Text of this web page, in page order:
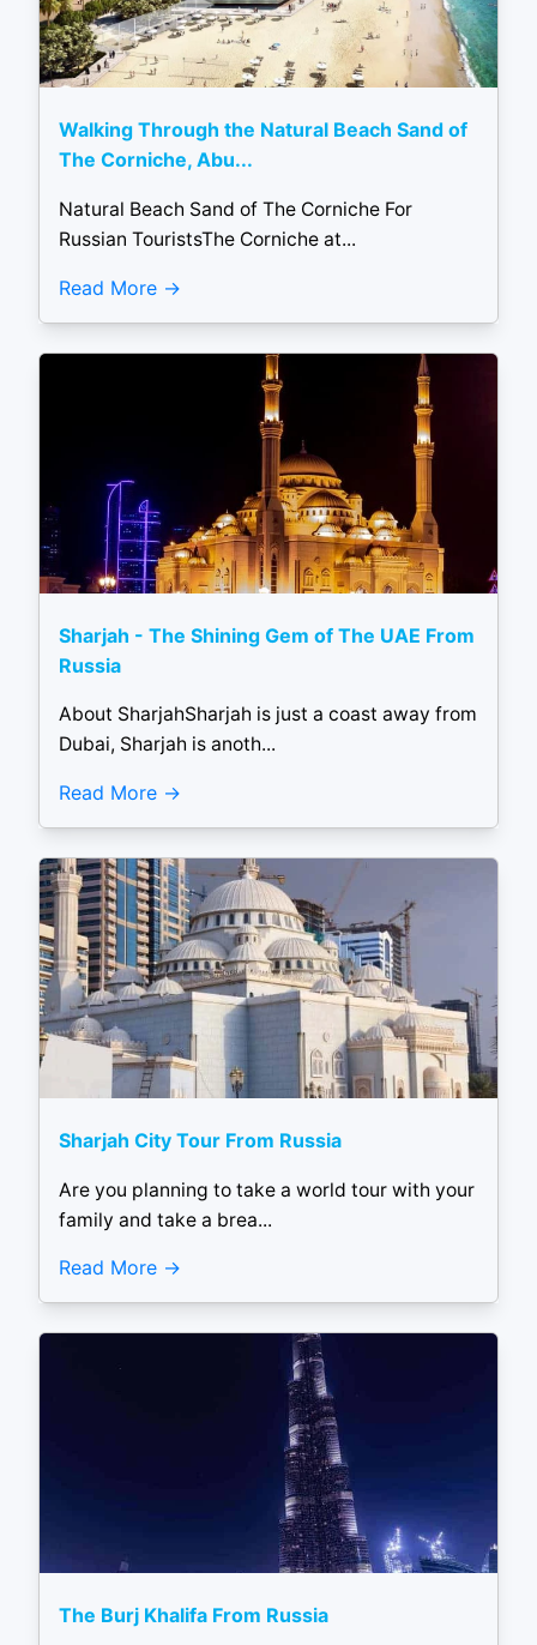
Walking Through the Natural Beach Sand of
The Corniche, Abu...
Natural Beach Sand of The Corniche For
Russian TouristsThe Corniche at...
Read More
Sharjah - The Shining Gem of The UAE From
Russia
About SharjahSharjah is just a coast away from
Dubai, Sharjah is anoth...
Read More
Sharjah City Tour From Russia
Are you planning to take a world tour with your
family and take a brea...
Read More
The Burj Khalifa From Russia